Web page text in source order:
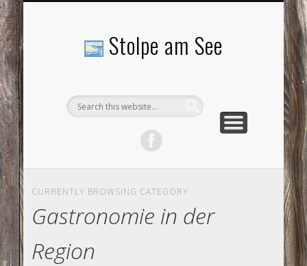
Stolpe am See
CURRENTLY BROWSING CATEGORY
Gastronomie in der
Region